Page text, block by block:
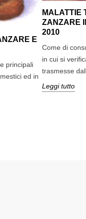
E
principali
ed in
MALATTIE
ZANZARE
2010
Come di
in cui si
trasmesse
Leggi tutto